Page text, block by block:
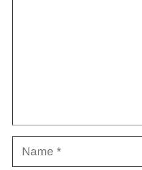
Name